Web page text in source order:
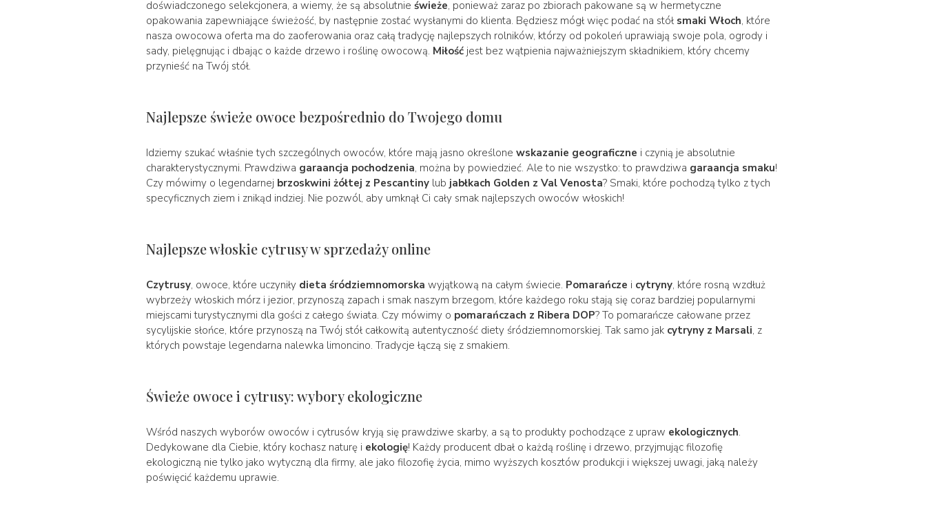
doświadczonego selekcjonera, a wiemy, że są absolutnieświeże, ponieważ zaraz po zbiorach pakowane są w hermetyczne
opakowania zapewniające świeżość, by następnie zostać wysłanymi do klienta. Będziesz mógł więc podać na stół smaki Włoch, które
nasza owocowa oferta ma do zaoferowania oraz całą tradycję najlepszych rolników, którzy od pokoleń uprawiają swoje pola, ogrody i
sady, pielęgnując i dbając o każde drzewo i roślinę owocową. Miłość jest bez wątpienia najważniejszym składnikiem, który chcemy
przynieść na Twój stół.
Najlepsze świeże owoce bezpośrednio do Twojego domu
Idziemy szukać właśnie tych szczególnych owoców, które mają jasno określonewskazanie geograficzne i czynią je absolutnie
charakterystycznymi. Prawdziwa garaancja pochodzenia, można by powiedzieć. Ale to nie wszystko: to prawdziwa garaancja smaku!
Czy mówimy o legendarnej brzoskwini żółtej z Pescantiny lub jabłkach Golden z Val Venosta? Smaki, które pochodzą tylko z tych
specyficznych ziem i znikąd indziej. Nie pozwól, aby umknął Ci cały smak najlepszych owoców włoskich!
Najlepsze włoskie cytrusy w sprzedaży online
Czytrusy, owoce, które uczyniły dieta śródziemnomorska wyjątkową na całym świecie. Pomarańcze i cytryny, które rosną wzdłuż
wybrzeży włoskich mórz i jezior, przynoszą zapach i smak naszym brzegom, które każdego roku stają się coraz bardziej popularnymi
miejscami turystycznymi dla gości z całego świata. Czy mówimy o pomarańczach z Ribera DOP? To pomarańcze całowane przez
sycylijskie słońce, które przynoszą na Twój stół całkowitą autentyczność diety śródziemnomorskiej. Tak samo jak cytryny z Marsali, z
których powstaje legendarna nalewka limoncino. Tradycje łączą się z smakiem.
Świeże owoce i cytrusy: wybory ekologiczne
Wśród naszych wyborów owoców i cytrusów kryją się prawdziwe skarby, a są to produkty pochodzące z upraw ekologicznych.
Dedykowane dla Ciebie, który kochasz naturę i ekologię! Każdy producent dbał o każdą roślinę i drzewo, przyjmując filozofię
ekologiczną nie tylko jako wytyczną dla firmy, ale jako filozofię życia, mimo wyższych kosztów produkcji i większej uwagi, jaką należy
poświęcić każdemu uprawie.